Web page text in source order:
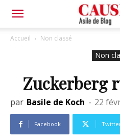
Asile
Blog
Accueil Non classé
Non
Zuckerberg
par Basile de Koch - 22
Facebook